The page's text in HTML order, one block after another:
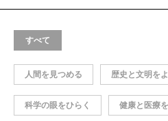
すべて
人間を見つめる 歴史と文明を
科学の眼をひらく 健康と医療